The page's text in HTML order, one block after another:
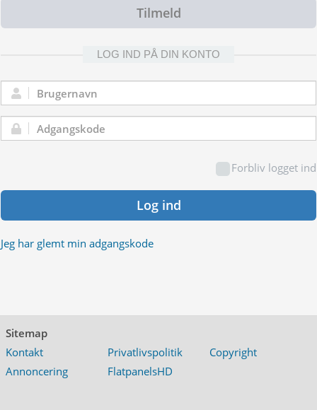
Tilmeld
LOG IND PÅ DIN KONTO
Brugernavn:
Adgangskode:
Forbliv logget ind
Log ind
Jeg har glemt min adgangskode
Sitemap
Kontakt
Privatlivspolitik
Copyright
Annoncering
FlatpanelsHD